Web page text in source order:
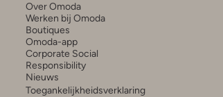
Over Omoda
Werken bij Omoda
Boutiques
Omoda-app
Corporate Social
Responsibility
Nieuws
Toegankelijkheidsverklaring